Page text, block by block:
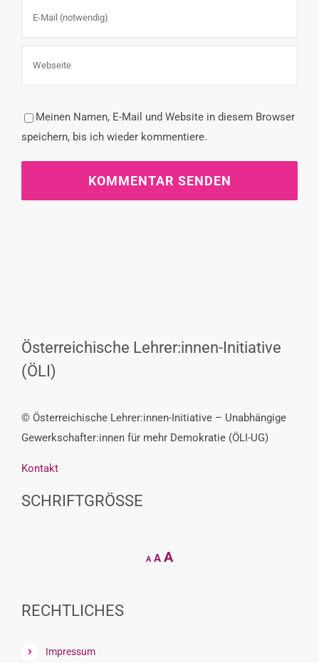
Meinen Namen, E-Mail und Website in diesem Browser
speichern, bis ich wieder kommentiere.
Österreichische Lehrer:innen-Initiative
(ÖLI)
© Österreichische Lehrer:innen-Initiative – Unabhängige
Gewerkschafter:innen für mehr Demokratie (ÖLI-UG)
Kontakt
SCHRIFTGRÖSSE
A
Decrease
font
A Reset
AIncrease
RECHTLICHES
Impressum